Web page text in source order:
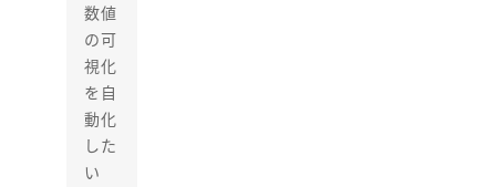
数値
の可
視化
を自
動化
した
い